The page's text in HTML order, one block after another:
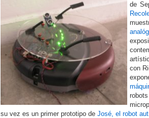
de
con
su vez es un primer prototipo de José, el robot